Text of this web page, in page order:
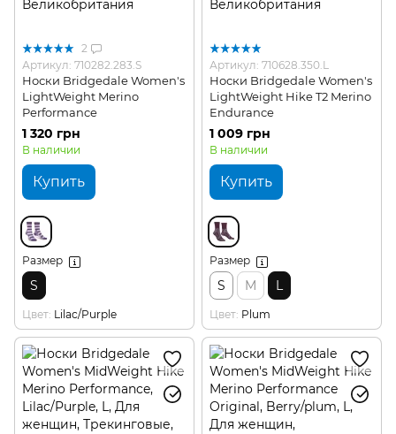
2
Артикул: 710282.283.S
Носки Bridgedale Women's
LightWeight Merino
Performance
1 320 грн
В наличии
Купить
Размер
S
Цвет Lilac/Purple
Артикул: 710628.350.L
Носки Bridgedale Women's
LightWeight Hike T2 Merino
Endurance
1 009 грн
В наличии
Купить
Размер
S M L
Цвет Plum